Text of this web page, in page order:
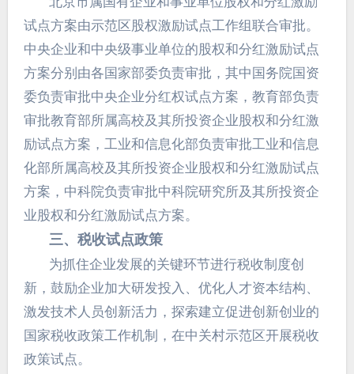
试点方案由示范区股权激励试点工作组联合审批。
中央企业和中央级事业单位的股权和分红激励试点
方案分别由各国家部委负责审批，其中国务院国资
委负责审批中央企业分红权试点方案，教育部负责
审批教育部所属高校及其所投资企业股权和分红激
励试点方案，工业和信息化部负责审批工业和信息
化部所属高校及其所投资企业股权和分红激励试点
方案，中科院负责审批中科院研究所及其所投资企
业股权和分红激励试点方案。
三、税收试点政策
为抓住企业发展的关键环节进行税收制度创
新，鼓励企业加大研发投入、优化人才资本结构、
激发技术人员创新活力，探索建立促进创新创业的
国家税收政策工作机制，在中关村示范区开展税收
政策试点。